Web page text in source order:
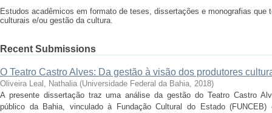
Estudos acadêmicos em formato de teses, dissertações e monografias que
culturais e/ou gestão da cultura.
Recent Submissions
O Teatro Castro Alves: Da gestão à visão dos produtores
Oliveira Leal, Nathalia (Universidade Federal da Bahia, 2018)
A presente dissertação traz uma análise da gestão do Teatro Castro
público da Bahia, vinculado à Fundação Cultural do Estado